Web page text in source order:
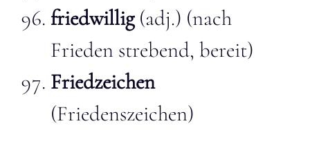
friedwillig(adj.) (nach
Frieden strebend, bereit)
Friedzeichen
(Friedenszeichen)